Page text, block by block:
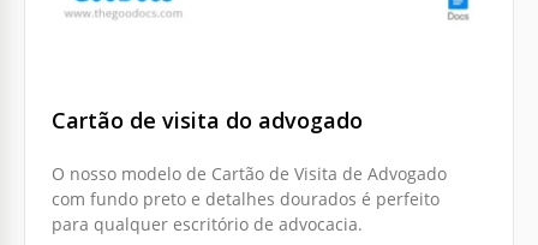
Cartão de visita do advogado
O nosso modelo de Cartão de Visita de Advogado
com fundo preto e detalhes dourados é perfeito
para qualquer escritório de advocacia.